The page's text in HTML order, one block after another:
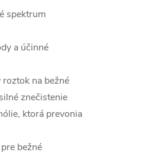
spektrum
a účinné
na bežné
znečistenie
ktorá prevonia
bežné